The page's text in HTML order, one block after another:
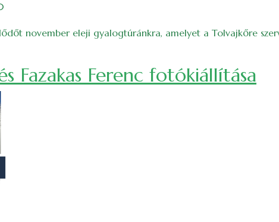
november eleji gyalogtúránkra, amelyet a Tolvajkőre
Fazakas Ferenc fotókiállítása